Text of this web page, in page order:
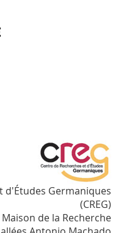
d'Études Germaniques
(CREG)
Maison de la Recherche